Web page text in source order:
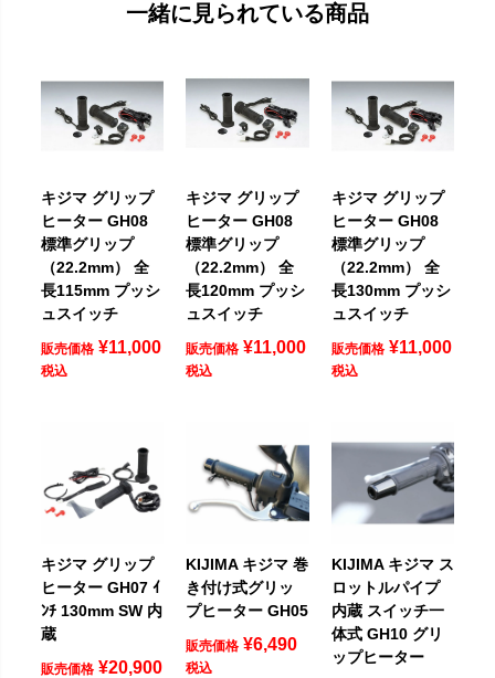
一緒に見られている商品
キジマ グリップ
ヒーター GH08
標準グリップ
（22.2mm） 全
長115mm プッシ
ュスイッチ
販売価格 ¥11,000
税込
キジマ グリップ
ヒーター GH08
標準グリップ
（22.2mm） 全
長120mm プッシ
ュスイッチ
販売価格 ¥11,000
税込
キジマ グリップ
ヒーター GH08
標準グリップ
（22.2mm） 全
長130mm プッシ
ュスイッチ
販売価格 ¥11,000
税込
キジマ グリップ
ヒーター GH07 ｲ
ﾝﾁ 130mm SW 内
蔵
販売価格 ¥20,900
KIJIMA キジマ 巻
き付け式グリッ
プヒーター GH05
販売価格 ¥6,490
税込
KIJIMA キジマ ス
ロットルパイプ
内蔵 スイッチ一
体式 GH10 グリ
ップヒーター